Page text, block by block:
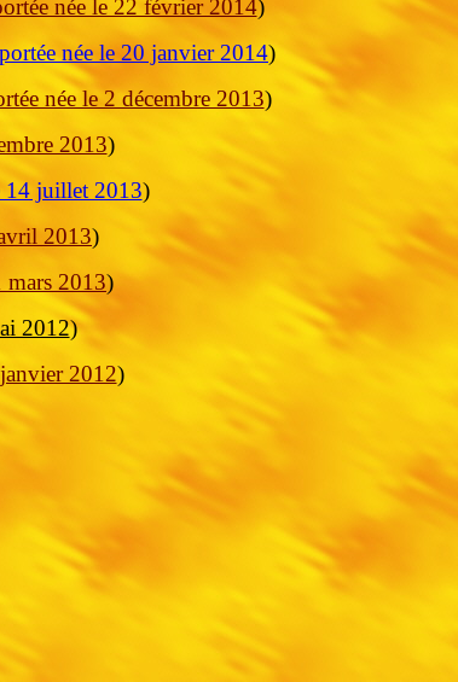
née le 22 février 2014)
portée née le 20 janvier 2014)
née le 2 décembre 2013)
2013)
14 juillet 2013)
2013)
mars 2013)
2012)
2012)